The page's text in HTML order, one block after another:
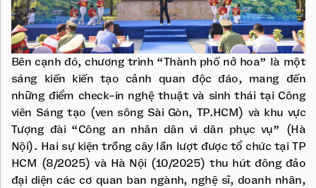
Bên cạnh đó, chương trình “Thành phố nở hoa” là một
sáng kiến kiến tạo cảnh quan độc đáo, mang đến
những điểm check-in nghệ thuật và sinh thái tại Công
viên Sáng tạo (ven sông Sài Gòn, TP.HCM) và khu vực
Tượng đài “Công an nhân dân vì dân phục vụ” (Hà
Nội). Hai sự kiện trồng cây lần lượt được tổ chức tại TP
HCM (8/2025) và Hà Nội (10/2025) thu hút đông đảo
đại diện các cơ quan ban ngành, nghệ sĩ, doanh nhân,